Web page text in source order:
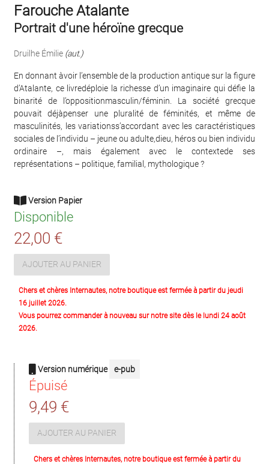
Farouche Atalante
Portrait d'une héroïne grecque
Druilhe Émilie (aut.)
En donnant àvoir l’ensemble de la production antique sur la figure
d’Atalante, ce livredéploie la richesse d’un imaginaire qui défie la
binarité de l’oppositionmasculin/féminin. La société grecque
pouvait déjàpenser une pluralité de féminités, et même de
masculinités, les variationss’accordant avec les caractéristiques
sociales de l’individu – jeune ou adulte,dieu, héros ou bien individu
ordinaire –, mais également avec le contextede ses
représentations – politique, familial, mythologique ?
Version Papier
Disponible
22,00 €
AJOUTER AU PANIER
Chers et chères Internautes, notre boutique est fermée à partir du jeudi
16 juillet 2026.
Vous pourrez commander à nouveau sur notre site dès le lundi 24 août
2026.
Version numérique e-pub
Épuisé
9,49 €
AJOUTER AU PANIER
Chers et chères Internautes, notre boutique est fermée à partir du